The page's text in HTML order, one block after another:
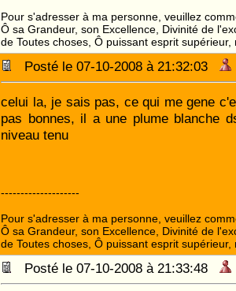
Pour s'adresser à ma personne, veuillez
Ô sa Grandeur, son Excellence, Divinité de
de Toutes choses, Ô puissant esprit supérieur,
Posté le 07-10-2008 à 21:32:03
celui la, je sais pas, ce qui me gene
pas bonnes, il a une plume blanche
niveau tenu
--------------------
Pour s'adresser à ma personne, veuillez
Ô sa Grandeur, son Excellence, Divinité de
de Toutes choses, Ô puissant esprit supérieur,
Posté le 07-10-2008 à 21:33:48